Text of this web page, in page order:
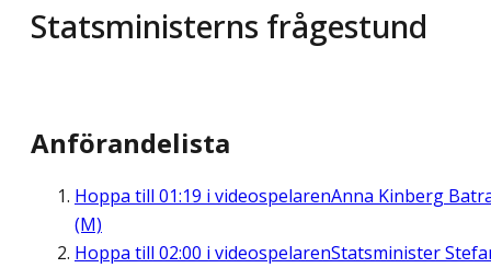
Statsministerns frågestund
Anförandelista
Hoppa till 01:19 i videospelarenAnna Kinberg
(M)
Hoppa till 02:00 i videospelarenStatsminister